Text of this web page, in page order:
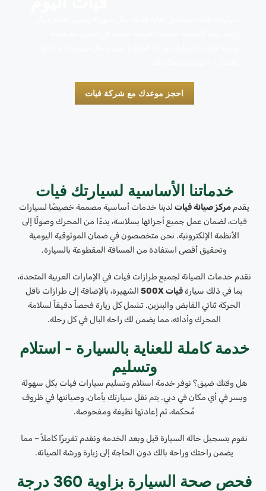
احجز موعدك مع شركة فيات
خدماتنا الأساسية لسيارتك فيات
يقدممركز صيانة فيات لدينا خدمات أساسية مصممة خصيصًا لسيارات
فيات، لضمان عمل جميع أجزائها بسلاسة، بدءًا من المحرك وصولًا إلى
الأنظمة الإلكترونية. نحن متخصصون في ضمان الموثوقية اليومية
وتحقيق أقصى استفادة من المسافة المقطوعة بالسيارة.
نقدم خدمات الصيانة لجميع طرازات فيات في الإمارات العربية المتحدة،
بما في ذلك سيارةفيات 500X
الشهيرة، بالإضافة إلى طرازات ناقل
الحركة ثنائي القابض والبنزين. تشمل كل زيارة فحصاً دقيقاً لسلامة
المحرك وأدائه، مما يضمن لك راحة البال في كل رحلة.
خدمة كاملة للعناية بالسيارة - استلام
وتسليم
هل وقتك ضيق؟ نوفر خدمة استلام وتسليم سيارات فيات بكل سهولة
ويسر في أي مكان في دبي. يتم نقل سيارتك بأمان، وصيانتها في ظروف
مُحكمة، ثم إعادتها نظيفة ومفحوصة.
نقوم بتسجيل حالة السيارة قبل وبعد الخدمة ونقدم تقريرًا كاملاً – مما
يضمن راحتك وراحة بالك دون الحاجة إلى زيارة ورشة الصيانة.
فحص صحة السيارة بزاوية 360 درجة